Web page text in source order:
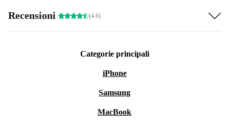
Recensioni (4.6)
Categorie principali
iPhone
Samsung
MacBook